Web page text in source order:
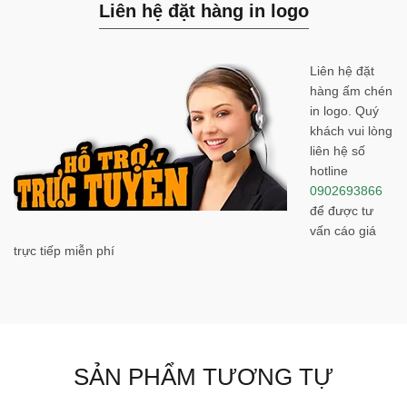
Liên hệ đặt hàng in logo
Liên hệ đặt
hàng ấm chén
in logo. Quý
khách vui lòng
liên hệ số
hotline
0902693866
để được tư
vấn cáo giá
trực tiếp miễn phí
SẢN PHẨM TƯƠNG TỰ